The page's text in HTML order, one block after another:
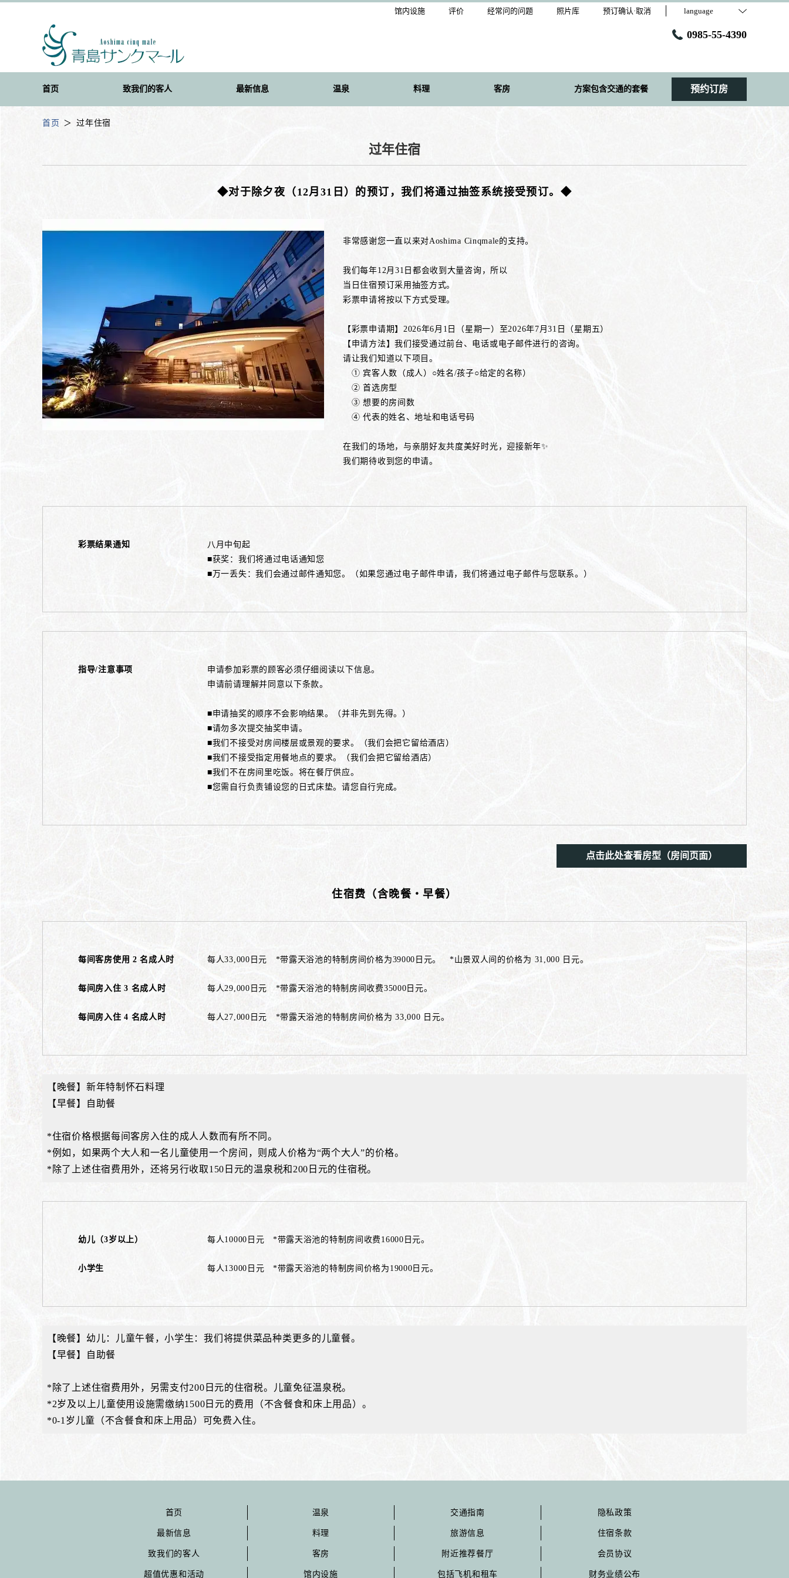
馆内设施 评价 经常问的问题 照片库 预订确认·取消 language
0985-55-4390
首页 致我们的客人 最新信息 温泉 料理 客房 方案包含交通的套餐 预约订房
首页 过年住宿
过年住宿
◆对于除夕夜（12月31日）的预订，我们将通过抽签系统接受预订。◆
非常感谢您一直以来对Aoshima Cinqmale的支持。
我们每年12月31日都会收到大量咨询，所以
当日住宿预订采用抽签方式。
彩票申请将按以下方式受理。
【彩票申请期】2026年6月1日（星期一）至2026年7月31日（星期五）
【申请方法】我们接受通过前台、电话或电子邮件进行的咨询。
请让我们知道以下项目。
① 宾客人数（成人）○姓名/孩子○给定的名称）
② 首选房型
③ 想要的房间数
④ 代表的姓名、地址和电话号码
在我们的场地，与亲朋好友共度美好时光，迎接新年✨
我们期待收到您的申请。
彩票结果通知
八月中旬起
■获奖：我们将通过电话通知您
■万一丢失：我们会通过邮件通知您。（如果您通过电子邮件申请，我们将通过电子邮件与您联系。）
指导/注意事项
申请参加彩票的顾客必须仔细阅读以下信息。
申请前请理解并同意以下条款。
■申请抽奖的顺序不会影响结果。（并非先到先得。）
■请勿多次提交抽奖申请。
■我们不接受对房间楼层或景观的要求。（我们会把它留给酒店）
■我们不接受指定用餐地点的要求。（我们会把它留给酒店）
■我们不在房间里吃饭。将在餐厅供应。
■您需自行负责铺设您的日式床垫。请您自行完成。
点击此处查看房型（房间页面）
住宿费（含晚餐・早餐）
每间客房使用 2 名成人时 每人33,000日元 *带露天浴池的特制房间价格为39000日元。 *山景双人间的价格为 31,000 日元。
每间房入住 3 名成人时 每人29,000日元 *带露天浴池的特制房间收费35000日元。
每间房入住 4 名成人时 每人27,000日元 *带露天浴池的特制房间价格为 33,000 日元。
【晚餐】新年特制怀石料理
【早餐】自助餐
*住宿价格根据每间客房入住的成人人数而有所不同。
*例如，如果两个大人和一名儿童使用一个房间，则成人价格为“两个大人”的价格。
*除了上述住宿费用外，还将另行收取150日元的温泉税和200日元的住宿税。
幼儿（3岁以上） 每人10000日元 *带露天浴池的特制房间收费16000日元。
小学生 每人13000日元 *带露天浴池的特制房间价格为19000日元。
【晚餐】幼儿：儿童午餐，小学生：我们将提供菜品种类更多的儿童餐。
【早餐】自助餐
*除了上述住宿费用外，另需支付200日元的住宿税。儿童免征温泉税。
*2岁及以上儿童使用设施需缴纳1500日元的费用（不含餐食和床上用品）。
*0-1岁儿童（不含餐食和床上用品）可免费入住。
首页
最新信息
致我们的客人
超值优惠和活动
温泉
料理
客房
馆内设施
交通指南
旅游信息
附近推荐餐厅
包括飞机和租车
隐私政策
住宿条款
会员协议
财务业绩公布